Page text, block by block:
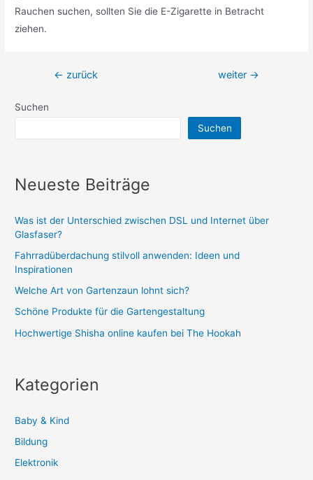
Rauchen suchen, sollten Sie die E-Zigarette in Betracht
ziehen.
Beitragsnavigation
← zurück weiter →
Suchen
Suchen
Neueste Beiträge
Was ist der Unterschied zwischen DSL und Internet über
Glasfaser?
Fahrradüberdachung stilvoll anwenden: Ideen und
Inspirationen
Welche Art von Gartenzaun lohnt sich?
Schöne Produkte für die Gartengestaltung
Hochwertige Shisha online kaufen bei The Hookah
Kategorien
Baby & Kind
Bildung
Elektronik